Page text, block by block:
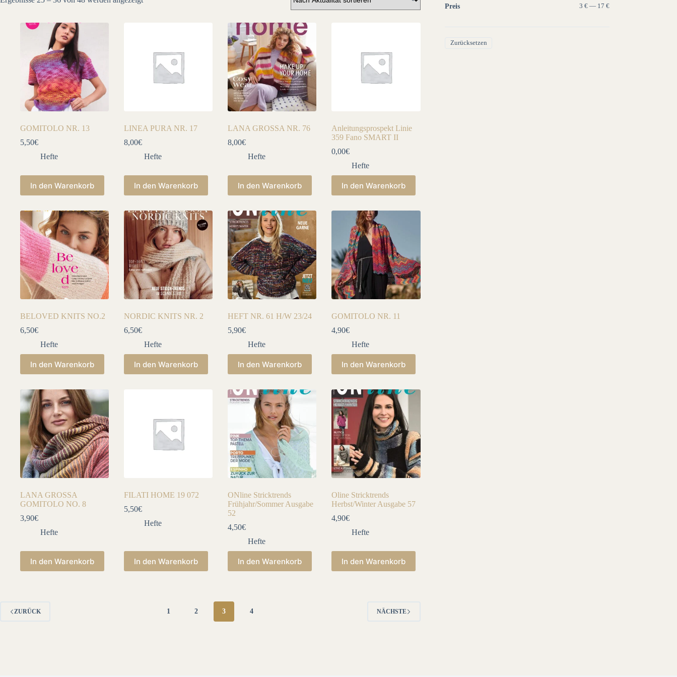
GOMITOLO NR. 13
5,50€
Hefte
In den Warenkorb
LINEA PURA NR. 17
8,00€
Hefte
In den Warenkorb
LANA GROSSA NR. 76
8,00€
Hefte
In den Warenkorb
Anleitungsprospekt Linie
359 Fano SMART II
0,00€
Hefte
In den Warenkorb
BELOVED KNITS NO.2
6,50€
Hefte
In den Warenkorb
NORDIC KNITS NR. 2
6,50€
Hefte
In den Warenkorb
HEFT NR. 61 H/W 23/24
5,90€
Hefte
In den Warenkorb
GOMITOLO NR. 11
4,90€
Hefte
In den Warenkorb
LANA GROSSA
GOMITOLO NO. 8
3,90€
Hefte
In den Warenkorb
FILATI HOME 19 072
5,50€
Hefte
In den Warenkorb
ONline Stricktrends
Frühjahr/Sommer Ausgabe
52
4,50€
Hefte
In den Warenkorb
Oline Stricktrends
Herbst/Winter Ausgabe 57
4,90€
Hefte
In den Warenkorb
ZURÜCK 1 2 3 4 NÄCHSTE
Preis 3 € — 17 €
Zurücksetzen